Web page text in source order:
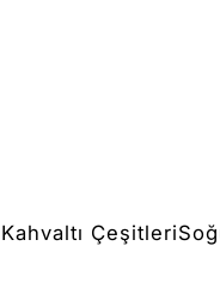
Kahvaltı Çeşitleri